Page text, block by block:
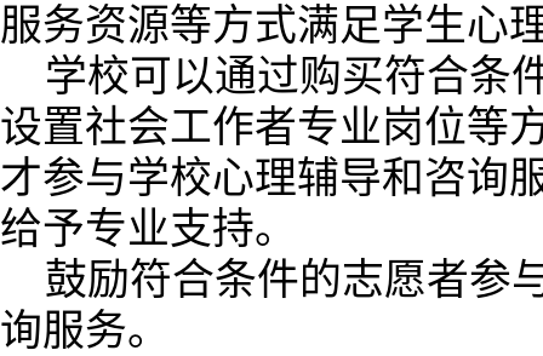
服务资源等方式满足学生心
学校可以通过购买符合条
设置社会工作者专业岗位等
才参与学校心理辅导和咨询
给予专业支持。
鼓励符合条件的志愿者参
询服务。